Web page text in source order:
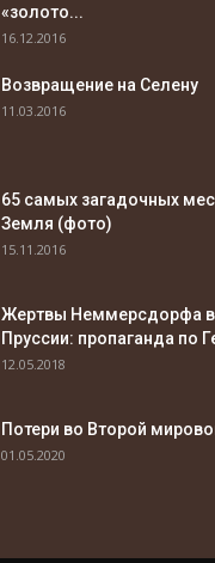
«золото...
16.12.2016
Возвращение на Селену
11.03.2016
65 самых загадочных
Земля (фото)
15.11.2016
Жертвы Неммерсдорфа в
Пруссии: пропаганда по
12.05.2018
Потери во Второй
01.05.2020